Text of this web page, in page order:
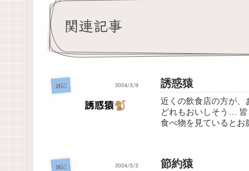
関連記事
雑記 誘惑猿
近くの飲食店の方が、
どれもおいしそう… 皆
食べ物を見ているとお
雑記 節約猿